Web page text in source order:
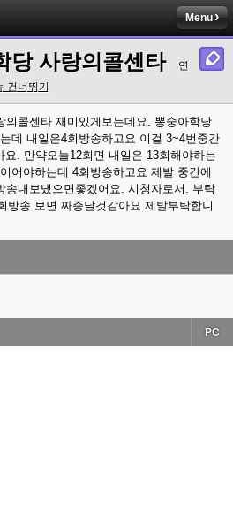
Menu
당 사랑의콜센타
연
건너뛰기
의콜센타 재미있게보는데요. 뽕숭아학당
데 내일은4회방송하고요 이걸 3~4번중간
. 만약오늘12회면 내일은 13회해야하는
어야하는데 4회방송하고요 제발 중간에
송내보냈으면좋겠어요. 시청자로서. 부탁
방송 보면 짜증날것같아요 제발부탁합니
PC